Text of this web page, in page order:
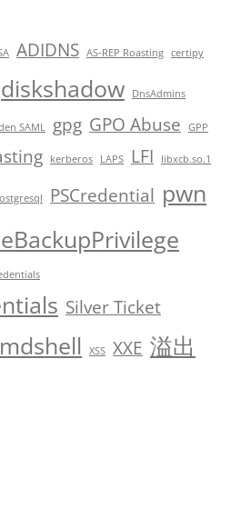
ADIDNS AS-REP Roasting certipy
diskshadow DnsAdmins
SAML gpg GPO Abuse GPP
kerberos LAPS LFI libxcb.so.1
PSCredential pwn
Silver Ticket
XSS XXE 溢出